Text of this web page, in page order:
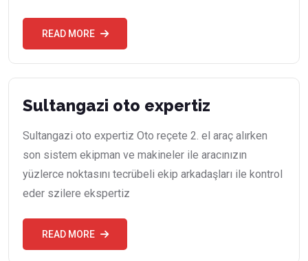
READ MORE
Sultangazi oto expertiz
Sultangazi oto expertiz Oto reçete 2. el araç alırken
son sistem ekipman ve makineler ile aracınızın
yüzlerce noktasını tecrübeli ekip arkadaşları ile kontrol
eder szilere ekspertiz
READ MORE